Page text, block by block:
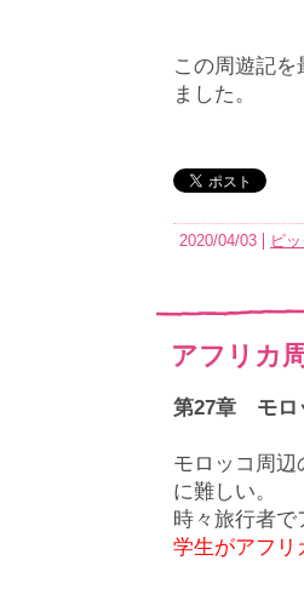
この周遊記
ました。
2020/04/03 ピ
アフリカ
第27章 モロ
モロッコ周
に難しい。
時々旅行者
学生がアフリ